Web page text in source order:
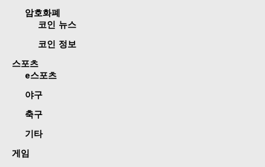
암호화폐
코인 뉴스
코인 정보
스포츠
e스포츠
야구
축구
기타
게임